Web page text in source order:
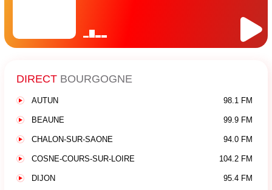
DIRECT BOURGOGNE
AUTUN 98.1 FM
BEAUNE 99.9 FM
CHALON-SUR-SAONE 94.0 FM
COSNE-COURS-SUR-LOIRE 104.2 FM
DIJON 95.4 FM